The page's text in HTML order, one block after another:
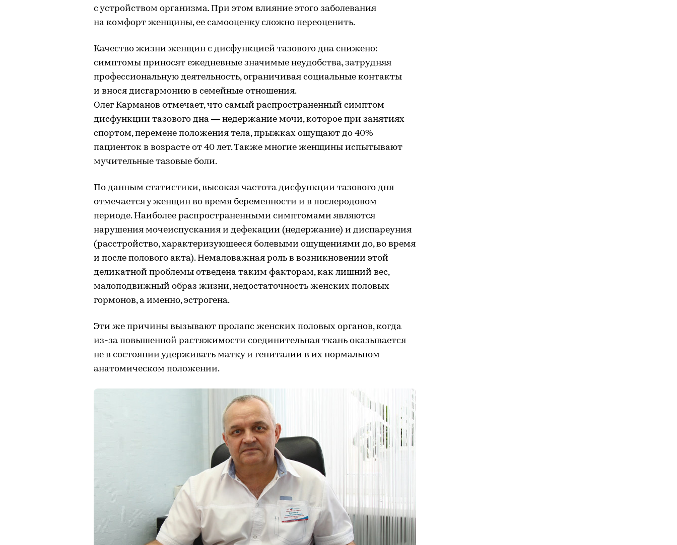
с устройством организма. При этом влияние этого заболевания
на комфорт женщины, ее самооценку сложно переоценить.
Качество жизни женщин с дисфункцией тазового дна снижено:
симптомы приносят ежедневные значимые неудобства, затрудняя
профессиональную деятельность, ограничивая социальные контакты
и внося дисгармонию в семейные отношения.
Олег Карманов отмечает, что самый распространенный симптом
дисфункции тазового дна — недержание мочи, которое при занятиях
спортом, перемене положения тела, прыжках ощущают до 40%
пациенток в возрасте от 40 лет. Также многие женщины испытывают
мучительные тазовые боли.
По данным статистики, высокая частота дисфункции тазового дня
отмечается у женщин во время беременности и в послеродовом
периоде. Наиболее распространенными симптомами являются
нарушения мочеиспускания и дефекации (недержание) и диспареуния
(расстройство, характеризующееся болевыми ощущениями до, во время
и после полового акта). Немаловажная роль в возникновении этой
деликатной проблемы отведена таким факторам, как лишний вес,
малоподвижный образ жизни, недостаточность женских половых
гормонов, а именно, эстрогена.
Эти же причины вызывают пролапс женских половых органов, когда
из-за повышенной растяжимости соединительная ткань оказывается
не в состоянии удерживать матку и гениталии в их нормальном
анатомическом положении.